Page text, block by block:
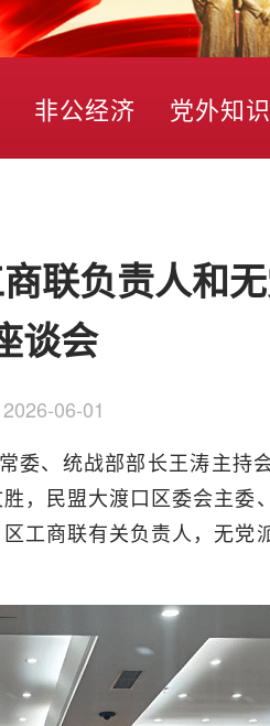
非公经济 党外知
联负责人和
谈会
2026-06-01
委、统战部部长王涛主持
，民盟大渡口区委会主委
工商联有关负责人，无党